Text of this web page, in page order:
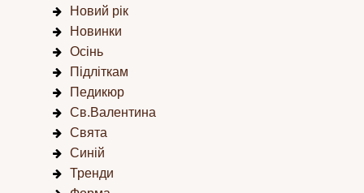
Новий рік
Новинки
Осінь
Підліткам
Педикюр
Св.Валентина
Свята
Синій
Тренди